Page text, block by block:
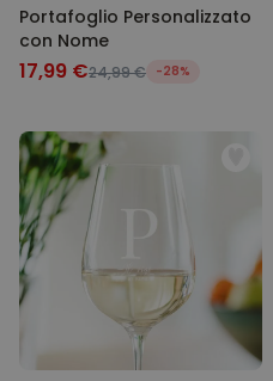
Portafoglio Personalizzato
con Nome
17,99 €24,99 € -28%